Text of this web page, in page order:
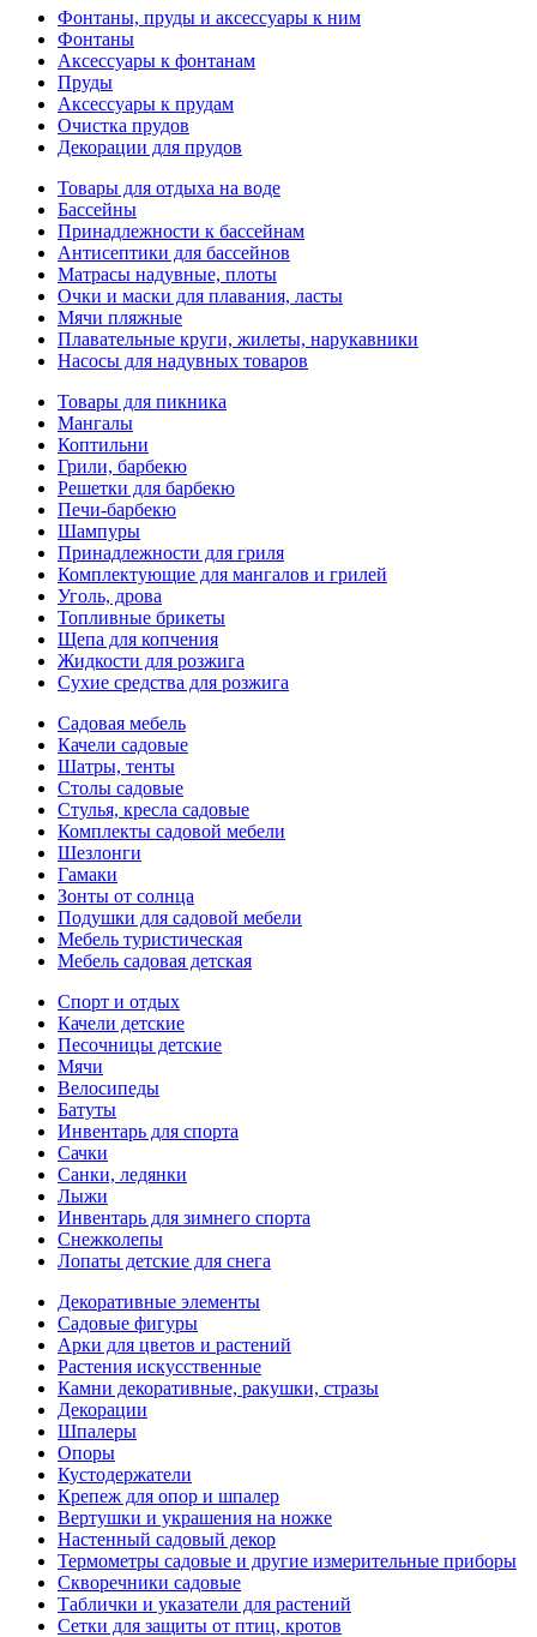
Фонтаны, пруды и аксессуары к ним
Фонтаны
Аксессуары к фонтанам
Пруды
Аксессуары к прудам
Очистка прудов
Декорации для прудов
Товары для отдыха на воде
Бассейны
Принадлежности к бассейнам
Антисептики для бассейнов
Матраcы надувные, плоты
Очки и маски для плавания, ласты
Мячи пляжные
Плавательные круги, жилеты, нарукавники
Насосы для надувных товаров
Товары для пикника
Мангалы
Коптильни
Грили, барбекю
Решетки для барбекю
Печи-барбекю
Шампуры
Принадлежности для гриля
Комплектующие для мангалов и грилей
Уголь, дрова
Топливные брикеты
Щепа для копчения
Жидкости для розжига
Сухие средства для розжига
Садовая мебель
Качели садовые
Шатры, тенты
Столы садовые
Стулья, кресла садовые
Комплекты садовой мебели
Шезлонги
Гамаки
Зонты от солнца
Подушки для садовой мебели
Мебель туристическая
Мебель садовая детская
Спорт и отдых
Качели детские
Песочницы детские
Мячи
Велосипеды
Батуты
Инвентарь для спорта
Сачки
Санки, ледянки
Лыжи
Инвентарь для зимнего спорта
Снежколепы
Лопаты детские для снега
Декоративные элементы
Садовые фигуры
Арки для цветов и растений
Растения искусственные
Камни декоративные, ракушки, стразы
Декорации
Шпалеры
Опоры
Кустодержатели
Крепеж для опор и шпалер
Вертушки и украшения на ножке
Настенный садовый декор
Термометры садовые и другие измерительные приборы
Скворечники садовые
Таблички и указатели для растений
Сетки для защиты от птиц, кротов